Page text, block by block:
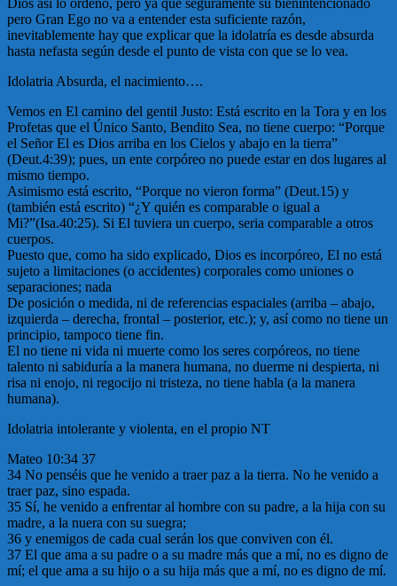
Dios asi lo ordeno, pero ya que seguramente su bienintencionado
pero Gran Ego no va a entender esta suficiente razón,
inevitablemente hay que explicar que la idolatría es desde absurda
hasta nefasta según desde el punto de vista con que se lo vea.
Idolatria Absurda, el nacimiento….
Vemos en El camino del gentil Justo: Está escrito en la Tora y en los
Profetas que el Único Santo, Bendito Sea, no tiene cuerpo: “Porque
el Señor El es Dios arriba en los Cielos y abajo en la tierra”
(Deut.4:39); pues, un ente corpóreo no puede estar en dos lugares al
mismo tiempo.
Asimismo está escrito, “Porque no vieron forma” (Deut.15) y
(también está escrito) “¿Y quién es comparable o igual a
Mi?”(Isa.40:25). Si El tuviera un cuerpo, seria comparable a otros
cuerpos.
Puesto que, como ha sido explicado, Dios es incorpóreo, El no está
sujeto a limitaciones (o accidentes) corporales como uniones o
separaciones; nada
De posición o medida, ni de referencias espaciales (arriba – abajo,
izquierda – derecha, frontal – posterior, etc.); y, así como no tiene un
principio, tampoco tiene fin.
El no tiene ni vida ni muerte como los seres corpóreos, no tiene
talento ni sabiduría a la manera humana, no duerme ni despierta, ni
risa ni enojo, ni regocijo ni tristeza, no tiene habla (a la manera
humana).
Idolatria intolerante y violenta, en el propio NT
Mateo 10:34 37
34 No penséis que he venido a traer paz a la tierra. No he venido a
traer paz, sino espada.
35 Sí, he venido a enfrentar al hombre con su padre, a la hija con su
madre, a la nuera con su suegra;
36 y enemigos de cada cual serán los que conviven con él.
37 El que ama a su padre o a su madre más que a mí, no es digno de
mí; el que ama a su hijo o a su hija más que a mí, no es digno de mí.